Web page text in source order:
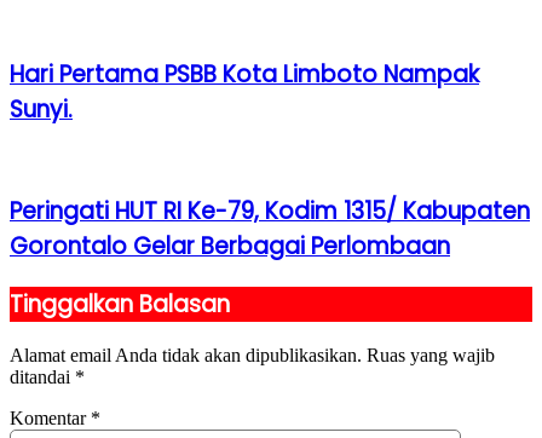
Hari Pertama PSBB Kota Limboto Nampak
Sunyi.
Peringati HUT RI Ke-79, Kodim 1315/ Kabupaten
Gorontalo Gelar Berbagai Perlombaan
Tinggalkan Balasan
Alamat email Anda tidak akan dipublikasikan. Ruas yang wajib
ditandai *
Komentar *